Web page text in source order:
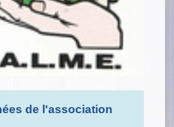
de l'association